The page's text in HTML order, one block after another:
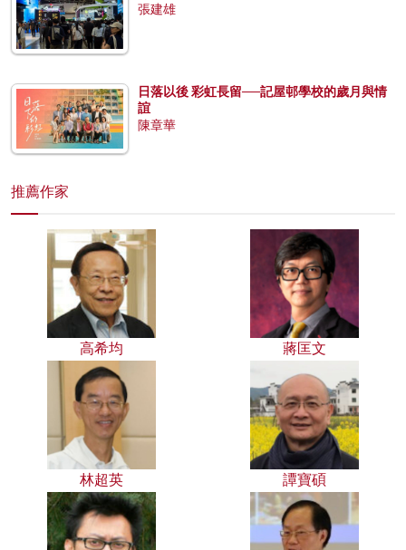
張建雄
日落以後 彩虹長留──記屋邨學校的歲月與情
誼
陳章華
推薦作家
高希均 蔣匡文
林超英 譚寶碩